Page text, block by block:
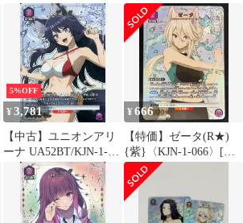
力者になりたくて！
【UA52BT】] ユニアリ
星2
5%OFF
¥3,781
【中古】ユニオンアリ
ーナ UA52BT/KJN-1-
068[U★]：(キラ)デル
¥666
【特価】ゼータ(R★)
{紫}〈KJN-1-066〉[陰
の実力者になりたく
て！【UA52BT】]